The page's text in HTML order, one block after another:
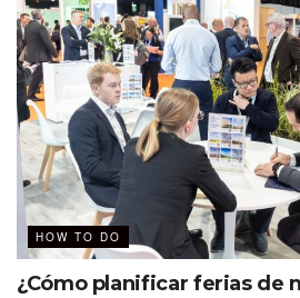
compartir, inspirar, aportar y
de vida.
“Hay que animarse
pesar de las
es necesaria una
dinero sino ganas,
planeación
Nicolás Robles
HOW TO DO
¿Cómo planificar ferias de